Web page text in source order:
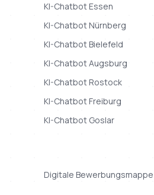
KI-ChatbotEssen
KI-ChatbotNürnberg
KI-ChatbotBielefeld
KI-ChatbotAugsburg
KI-ChatbotRostock
KI-ChatbotFreiburg
KI-Chatbot Goslar
Digitale Bewerbungsmappe